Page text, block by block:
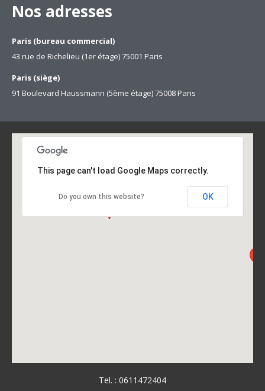
Nos adresses
Paris (bureau commercial)
43 rue de Richelieu (1er étage) 75001 Paris
Paris (siège)
91 Boulevard Haussmann (5ème étage) 75008 Paris
This page can't load Google Maps correctly.
Do you own this website? OK
Tel. : 0611472404